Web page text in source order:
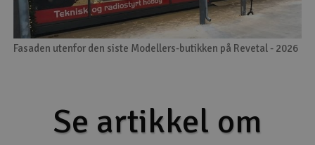
Fasaden utenfor den siste Modellers-butikken på Revetal - 2026
Se artikkel om